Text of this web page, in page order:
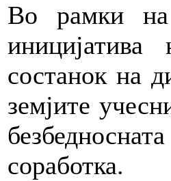
Во рамки
состанок на
земјите
соработка.